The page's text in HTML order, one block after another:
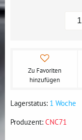
Zu Favoriten
hinzufügen
Lagerstatus: 1 Woche
Produzent: CNC71